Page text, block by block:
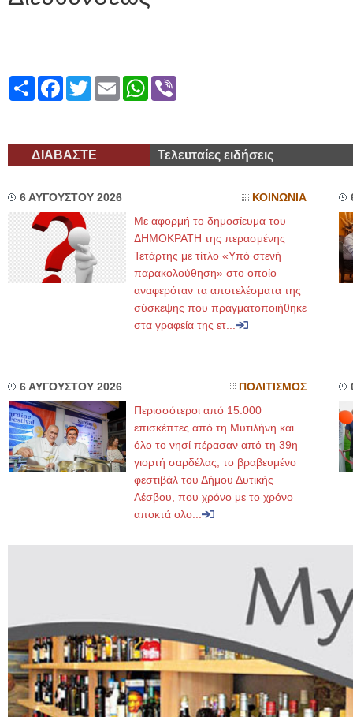
ShareFacebook
TwitterEmailWhatsApp
ΔΙΑΒΑΣΤΕ Τελευταίες ειδήσεις
6 ΑΥΓΟΥΣΤΟΥ 2026 ΚΟΙΝΩΝΙΑ
Με αφορμή το δημοσίευμα του
ΔΗΜΟΚΡΑΤΗ της περασμένης
Τετάρτης με τίτλο «Υπό στενή
παρακολούθηση» στο οποίο
αναφερόταν τα αποτελέσματα της
σύσκεψης που πραγματοποιήθηκε
στα γραφεία της ετ...
6 ΑΥΓΟΥΣΤΟΥ 2026 ΠΟΛΙΤΙΣΜΟΣ
Περισσότεροι από 15.000
επισκέπτες από τη Μυτιλήνη και
όλο το νησί πέρασαν από τη 39η
γιορτή σαρδέλας, το βραβευμένο
φεστιβάλ του Δήμου Δυτικής
Λέσβου, που χρόνο με το χρόνο
αποκτά ολο...